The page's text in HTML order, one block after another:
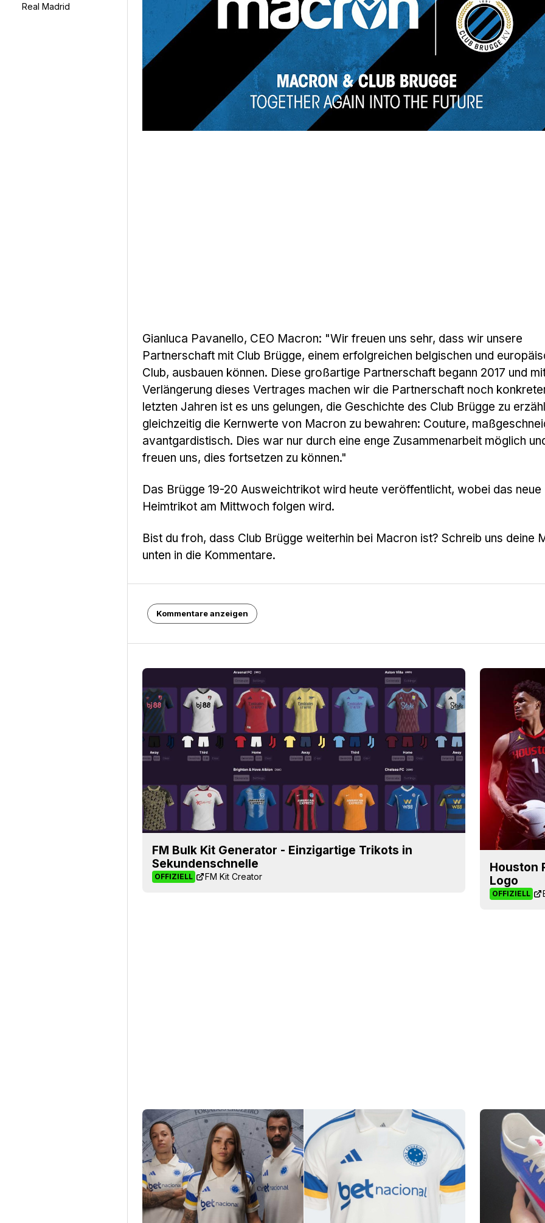
Real Madrid
Gianluca Pavanello, CEO Macron: "Wir freuen uns sehr, dass wir unsere
Partnerschaft mit Club Brügge, einem erfolgreichen belgischen und
Club, ausbauen können. Diese großartige Partnerschaft begann 2017 und
Verlängerung dieses Vertrages machen wir die Partnerschaft noch
letzten Jahren ist es uns gelungen, die Geschichte des Club Brügge zu
gleichzeitig die Kernwerte von Macron zu bewahren: Couture,
avantgardistisch. Dies war nur durch eine enge Zusammenarbeit möglich
freuen uns, dies fortsetzen zu können."
Das Brügge 19-20 Ausweichtrikot wird heute veröffentlicht, wobei das neue
Heimtrikot am Mittwoch folgen wird.
Bist du froh, dass Club Brügge weiterhin bei Macron ist? Schreib uns deine
unten in die Kommentare.
Kommentare anzeigen
FM Bulk Kit Generator - Einzigartige Trikots in
Sekundenschnelle
OFFIZIELL FM Kit Creator
Houston
Logo
OFFIZIELL